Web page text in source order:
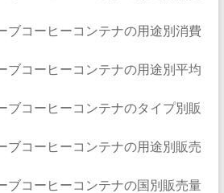
ブコーヒーコンテナの用途別消費
ブコーヒーコンテナの用途別平均
ブコーヒーコンテナのタイプ別販
ブコーヒーコンテナの用途別販売
ブコーヒーコンテナの国別販売量